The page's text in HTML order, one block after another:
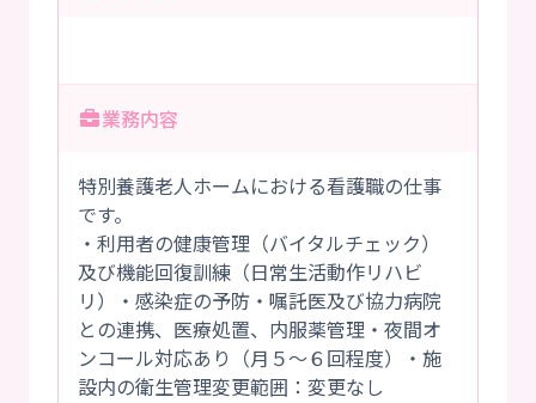
業務内容
特別養護老人ホームにおける看護職の仕事
です。
・利用者の健康管理（バイタルチェック）
及び機能回復訓練（日常生活動作リハビ
リ）・感染症の予防・嘱託医及び協力病院
との連携、医療処置、内服薬管理・夜間オ
ンコール対応あり（月５～６回程度）・施
設内の衛生管理変更範囲：変更なし